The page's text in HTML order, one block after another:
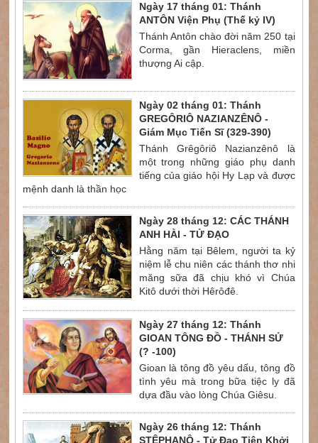
Ngày 17 tháng 01: Thánh
ANTÔN Viện Phụ (Thế kỷ IV)
Thánh Antôn chào đời năm 250 tại
Corma, gần Hieraclens, miền
thượng Ai cập.
Ngày 02 tháng 01: Thánh
GREGÔRIÔ NAZIANZÊNÔ -
Giám Mục Tiến Sĩ (329-390)
Thánh Grêgôriô Nazianzênô là
một trong những giáo phụ danh
tiếng của giáo hội Hy Lạp và được
mệnh danh là thần học
Ngày 28 tháng 12: CÁC THÁNH
ANH HÀI - TỬ ĐẠO
Hằng năm tại Bêlem, người ta kỷ
niệm lễ chu niên các thánh thơ nhi
măng sữa đã chịu khó vì Chúa
Kitô dưới thời Hêrôđê.
Ngày 27 tháng 12: Thánh
GIOAN TÔNG ĐỒ - THÁNH SỬ
(? -100)
Gioan là tông đồ yêu dấu, tông đồ
tình yêu mà trong bữa tiệc ly đã
dựa đầu vào lòng Chúa Giêsu.
Ngày 26 tháng 12: Thánh
STÊPHANÔ - Tử Đạo Tiên Khởi